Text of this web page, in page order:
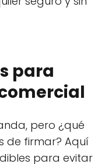
para
pero ¿qué
de firmar? Aquí
para evitar